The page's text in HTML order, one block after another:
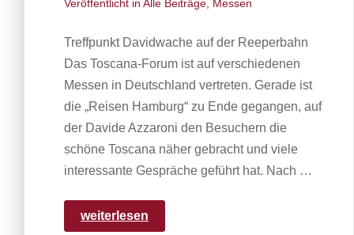
Veröffentlicht in Alle Beiträge, Messen
Treffpunkt Davidwache auf der Reeperbahn
Das Toscana-Forum ist auf verschiedenen
Messen in Deutschland vertreten. Gerade ist
die „Reisen Hamburg“ zu Ende gegangen, auf
der Davide Azzaroni den Besuchern die
schöne Toscana näher gebracht und viele
interessante Gespräche geführt hat. Nach …
weiterlesen